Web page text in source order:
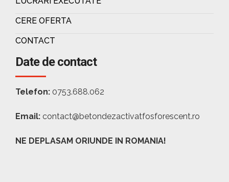
CERE OFERTA
CONTACT
Date de contact
Telefon: 0753.688.062
Email: contact@betondezactivatfosforescent.ro
NE DEPLASAM ORIUNDE IN ROMANIA!